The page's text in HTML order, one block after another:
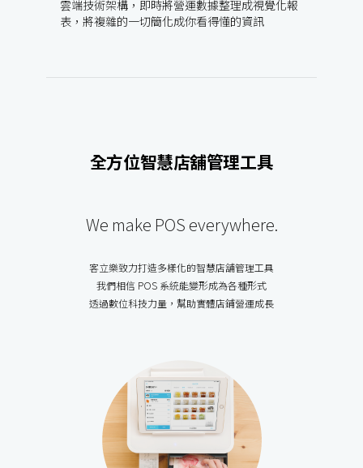
雲端技術架構，即時將營運數據整理成視覺化報
表，將複雜的一切簡化成你看得懂的資訊
全方位智慧店舖管理工具
We make POS everywhere.
客立樂致力打造多樣化的智慧店舖管理工具
我們相信 POS 系統能變形成為各種形式
透過數位科技力量，幫助實體店鋪營運成長